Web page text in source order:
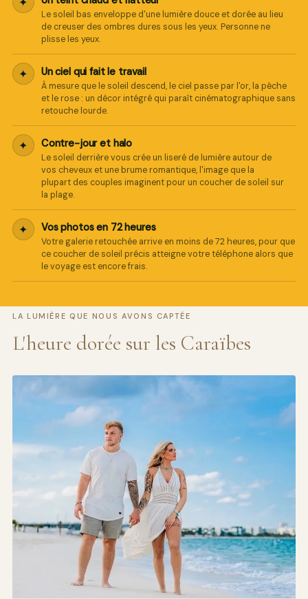
Le soleil bas enveloppe d'une lumière douce et dorée au lieu
de creuser des ombres dures sous les yeux. Personne ne
plisse les yeux.
✦ Un ciel qui fait le travail
À mesure que le soleil descend, le ciel passe par l'or, la pêche
et le rose : un décor intégré qui paraît cinématographique sans
retouche lourde.
✦ Contre-jour et halo
Le soleil derrière vous crée un liseré de lumière autour de
vos cheveux et une brume romantique, l'image que la
plupart des couples imaginent pour un coucher de soleil sur
la plage.
✦ Vos photos en 72 heures
Votre galerie retouchée arrive en moins de 72 heures, pour que
ce coucher de soleil précis atteigne votre téléphone alors que
le voyage est encore frais.
LA LUMIÈRE QUE NOUS AVONS CAPTÉE
L'heure dorée sur les Caraïbes